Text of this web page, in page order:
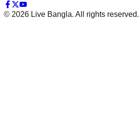
© 2026 Live Bangla. All rights reserved.